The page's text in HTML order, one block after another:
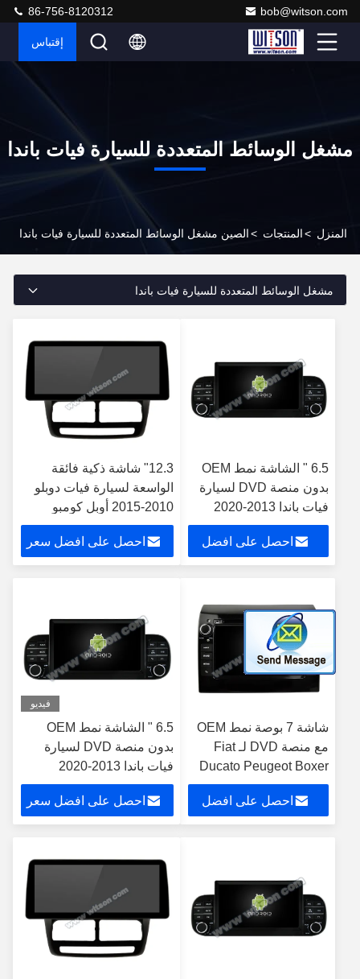
bob@witson.com
86-756-8120312
إقتباس
مشغل الوسائط المتعددة للسيارة فيات باندا
المنزل >المنتجات >الصين مشغل الوسائط المتعددة للسيارة فيات باندا
مشغل الوسائط المتعددة للسيارة فيات باندا
6.5 " الشاشة نمط OEM
بدون منصة DVD لسيارة
فيات باندا 2013-2020
الوسائط المتعددة
السيارات ستيريو جي بي
إس CarPlay Player
احصل على افضل
12.3" شاشة ذكية فائقة
الواسعة لسيارة فيات دوبلو
2010-2015 أوبل كومبو
2011-2018
احصل على افضل سعر
شاشة 7 بوصة نمط OEM
مع منصة DVD لـ Fiat
Ducato Peugeot Boxer
Citroen Jumper 2 2006-
2016
احصل على افضل
فيديو
6.5 " الشاشة نمط OEM
بدون منصة DVD لسيارة
فيات باندا 2013-2020
احصل على افضل سعر